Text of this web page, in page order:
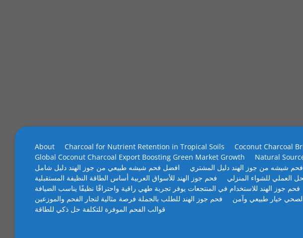
About Charcoal for Nutrient Retention in Tropical Soils Coconut Charcoal
Global Coconut Charcoal Export Boosting Green Market Growth
Natural
افضل فحم شيشه طبيعي من جوز الهند دليل شامل
شيشه من جوز الهند دليل المشتري
فحم جوز الهند للأسواق العربية أساس الطاقة النظيفة المستقبلية
العملي للشواء المنزلي
فحم جوز الهند للاستخدام في المنتجعات يوفر تجربة طهي راقية واحتراقًا نظيفًا يناسب الضيافة
فحم جوز الهند للطلب بالجملة فرصة مثالية لتجار الفحم والموزعين
خيار طبيعي وآمن
قوالب الفحم الموفرة للتكلفة حل ذكي للطاقة